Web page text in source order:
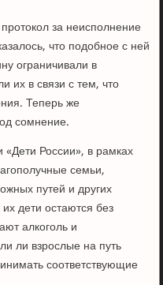
за неисполнение
что подобное с ней
ограничивали в
их в связи с тем, что
Теперь же
сомнение.
России», в рамках
семьи,
путей и других
дети остаются без
алкоголь и
ли взрослые на путь
соответствующие